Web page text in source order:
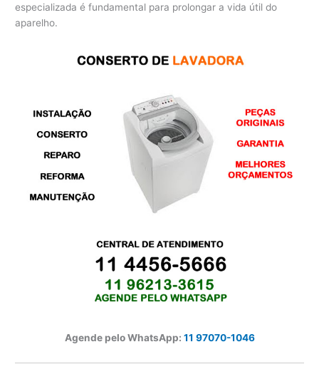
especializada é fundamental para prolongar a vida útil do
aparelho.
Agende pelo WhatsApp: 11 97070-1046